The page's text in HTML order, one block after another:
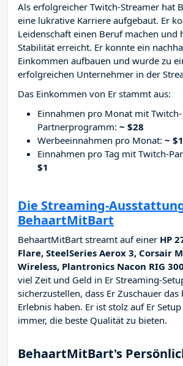
Als erfolgreicher Twitch-Streamer hat
eine lukrative Karriere aufgebaut. Er
Leidenschaft einen Beruf machen und
Stabilität erreicht. Er konnte ein
Einkommen aufbauen und wurde zu
erfolgreichen Unternehmer in der
Das Einkommen von Er stammt aus:
Einnahmen pro Monat mit Twitch-
Partnerprogramm: ~ $28
Werbeeinnahmen pro Monat: ~
Einnahmen pro Tag mit Twitch-
$1
Die Streaming-
BehaartMitBart
BehaartMitBart streamt auf einer HP
Flare, SteelSeries Aerox 3, Corsair
Wireless, Plantronics Nacon RIG 300
viel Zeit und Geld in Er Streaming-
sicherzustellen, dass Er Zuschauer
Erlebnis haben. Er ist stolz auf Er
immer, die beste Qualität zu bieten.
BehaartMitBart's